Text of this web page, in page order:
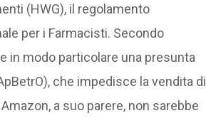
(HWG), il regolamento
per i Farmacisti. Secondo
in modo particolare una presunta
che impedisce la vendita di
a suo parere, non sarebbe